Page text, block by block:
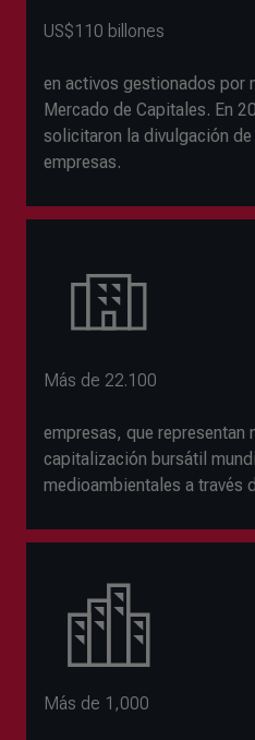
US$110 billones
en activos gestionados por
Mercado de Capitales. En
solicitaron la divulgación
empresas.
Más de 22.100
empresas, que representan
capitalización bursátil
medioambientales a través
Más de 1,000